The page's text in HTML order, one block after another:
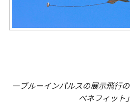
―ブルーインパルスの展示飛行
ベネフィッ